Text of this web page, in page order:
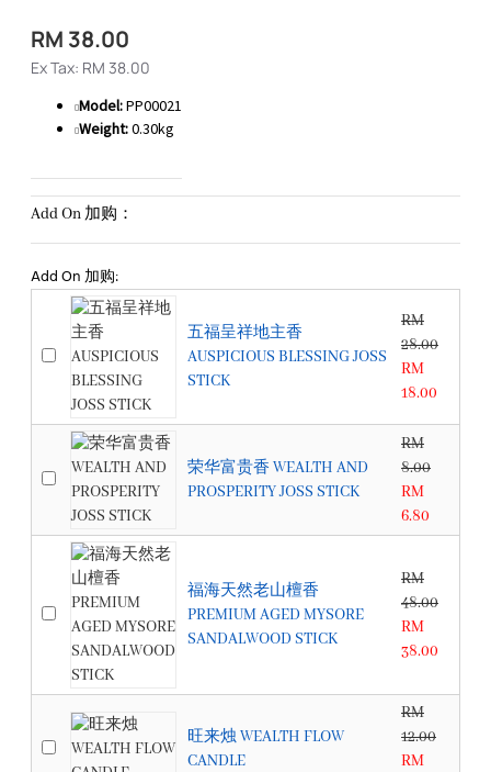
RM 38.00
Ex Tax: RM 38.00
Model:PP00021
Weight:0.30kg
Add On 加购：
Add On 加购:
五福呈祥地主香
AUSPICIOUS BLESSING JOSS
STICK
RM
28.00
RM
18.00
荣华富贵香 WEALTH AND
PROSPERITY JOSS STICK
RM
8.00
RM
6.80
福海天然老山檀香
PREMIUM AGED MYSORE
SANDALWOOD STICK
RM
48.00
RM
38.00
旺来烛 WEALTH FLOW
CANDLE
RM
12.00
RM